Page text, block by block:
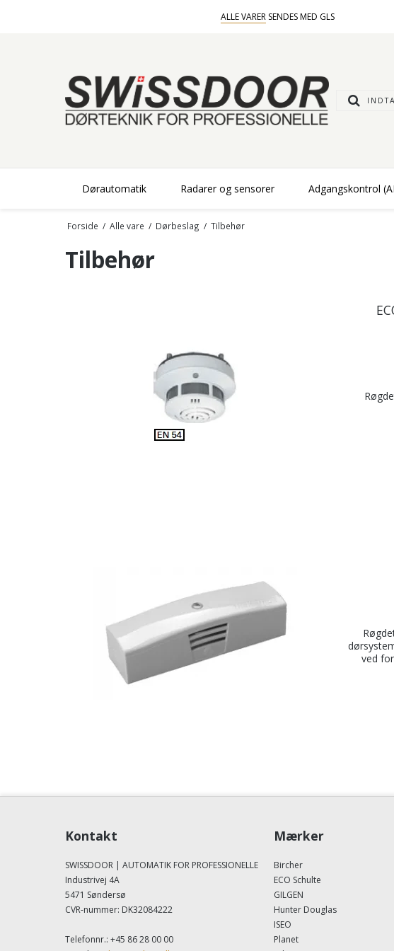
ALLE VARERSENDES MED GLS
Dørautomatik Radarer og sensorer Adgangskontrol
Forside / Alle vare / Dørbeslag / Tilbehør
Tilbehør
ved
Kontakt
SWISSDOOR | AUTOMATIK FOR PROFESSIONELLE
Industrivej 4A
5471 Søndersø
CVR-nummer: DK32084222
Telefonnr.: +45 86 28 00 00
Mærker
Bircher
ECO Schulte
GILGEN
Hunter Douglas
ISEO
Planet